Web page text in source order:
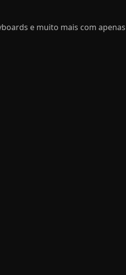
e muito mais com